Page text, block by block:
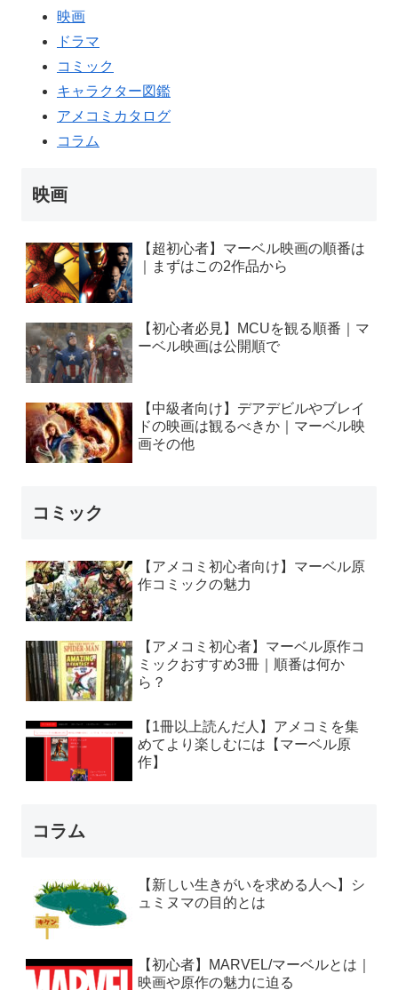
映画
ドラマ
コミック
キャラクター図鑑
アメコミカタログ
コラム
映画
【超初心者】マーベル映画の順番は
｜まずはこの2作品から
【初心者必見】MCUを観る順番｜マ
ーベル映画は公開順で
【中級者向け】デアデビルやブレイ
ドの映画は観るべきか｜マーベル映
画その他
コミック
【アメコミ初心者向け】マーベル原
作コミックの魅力
【アメコミ初心者】マーベル原作コ
ミックおすすめ3冊｜順番は何か
ら？
【1冊以上読んだ人】アメコミを集
めてより楽しむには【マーベル原
作】
コラム
【新しい生きがいを求める人へ】シ
ュミヌマの目的とは
【初心者】MARVEL/マーベルとは｜
映画や原作の魅力に迫る